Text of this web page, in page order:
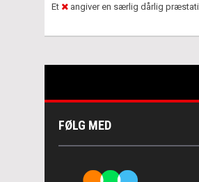
Et
angiver en særlig dårlig
FØLG MED